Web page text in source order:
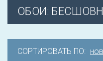
ОБОИ:
СОРТИРОВАТЬ ПО: